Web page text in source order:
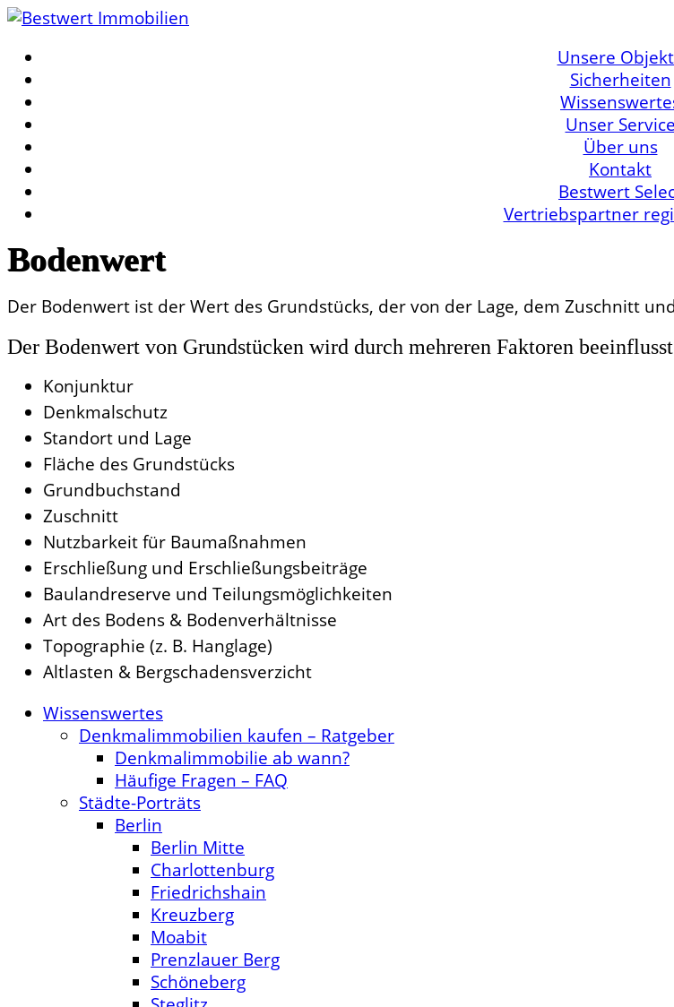
Unsere
Sicherheiten
Unser Service
Über uns
Kontakt
Bestwert
Vertriebspartner
Bodenwert
Der Bodenwert ist der Wert des Grundstücks, der von der Lage, dem Zuschnitt
Der Bodenwert von Grundstücken wird durch mehreren Faktoren
Konjunktur
Denkmalschutz
Standort und Lage
Fläche des Grundstücks
Grundbuchstand
Zuschnitt
Nutzbarkeit für Baumaßnahmen
Erschließung und Erschließungsbeiträge
Baulandreserve und Teilungsmöglichkeiten
Art des Bodens & Bodenverhältnisse
Topographie (z. B. Hanglage)
Altlasten & Bergschadensverzicht
Wissenswertes
Denkmalimmobilien kaufen – Ratgeber
Denkmalimmobilie ab wann?
Häufige Fragen – FAQ
Städte-Porträts
Berlin
Berlin Mitte
Charlottenburg
Friedrichshain
Kreuzberg
Moabit
Prenzlauer Berg
Schöneberg